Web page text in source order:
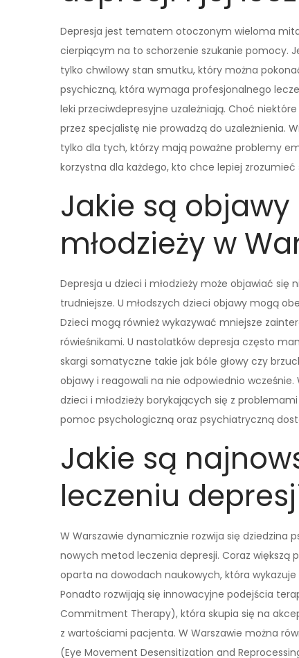
Depresja jest tematem otoczonym wieloma
cierpiącym na to schorzenie szukanie pomocy.
tylko chwilowy stan smutku, który można
psychiczną, która wymaga profesjonalnego
leki przeciwdepresyjne uzależniają. Choć
przez specjalistę nie prowadzą do uzależnienia.
tylko dla tych, którzy mają poważne problemy
korzystna dla każdego, kto chce lepiej zrozumieć
Jakie są
młodzieży w
Depresja u dzieci i młodzieży może objawiać się
trudniejsze. U młodszych dzieci objawy mogą
Dzieci mogą również wykazywać mniejsze
rówieśnikami. U nastolatków depresja często
skargi somatyczne takie jak bóle głowy czy
objawy i reagowali na nie odpowiednio
dzieci i młodzieży borykających się z
pomoc psychologiczną oraz psychiatryczną
Jakie są
leczeniu
W Warszawie dynamicznie rozwija się dziedzina
nowych metod leczenia depresji. Coraz
oparta na dowodach naukowych, która
Ponadto rozwijają się innowacyjne podejścia
Commitment Therapy), która skupia się na
z wartościami pacjenta. W Warszawie można
(Eye Movement Desensitization and